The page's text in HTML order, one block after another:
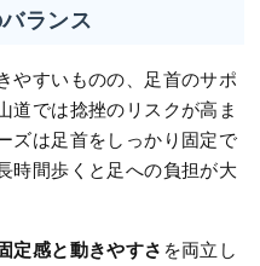
ランス
やすいものの、足首のサポ
道では捻挫のリスクが高ま
ズは足首をしっかり固定で
時間歩くと足への負担が大
定感と動きやすさ を両立し